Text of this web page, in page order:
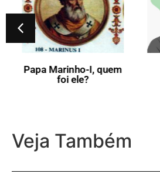
Papa Marinho-I, quem
foi ele?
Veja Também